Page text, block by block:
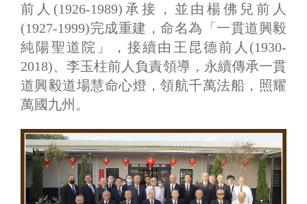
前人(1926-1989)承接，並由楊佛兒前人
(1927-1999)完成重建，命名為「一貫道興毅
純陽聖道院」，接續由王昆德前人(1930-
2018)、李玉柱前人負責領導，永續傳承一貫
道興毅道場慧命心燈，領航千萬法船，照耀
萬國九州。